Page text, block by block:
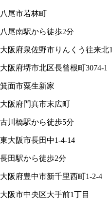
八尾市若林町
八尾南駅から徒歩2分
大阪府泉佐野市りんくう往来北1
大阪府堺市北区長曾根町3074-1
箕面市粟生新家
大阪府門真市末広町
古川橋駅から徒歩5分
東大阪市長田中1-4-14
長田駅から徒歩2分
大阪府豊中市新千里西町1-2-4
大阪市中央区大手前1丁目